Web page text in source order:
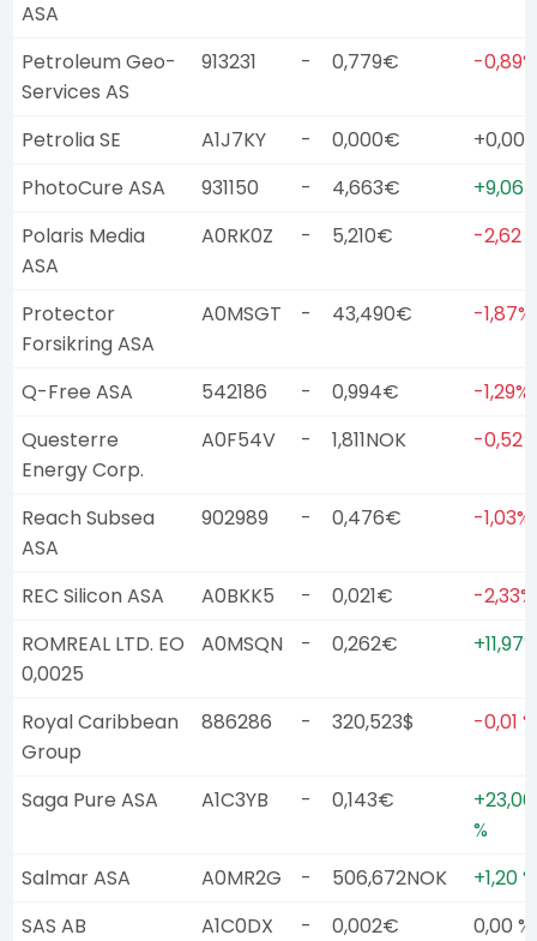
ASA
Petroleum Geo-
Services AS
913231 - 0,779€ -0,89%
Petrolia SE A1J7KY - 0,000€
PhotoCure ASA
931150 - 4,663€
+9,06
Polaris Media
ASA
A0RK0Z - 5,210€ -2,62
Protector
Forsikring ASA
A0MSGT - 43,490€ -1,87%
Q-Free ASA 542186 - 0,994€
-1,29%
Questerre
Energy Corp.
A0F54V - 1,811NOK -0,52
Reach Subsea
ASA
902989 - 0,476€ -1,03%
REC Silicon ASA A0BKK5 - 0,021€
-2,33%
ROMREAL LTD. EO
0,0025
A0MSQN - 0,262€ +11,97%
Royal Caribbean
Group
886286 - 320,523$ -0,01 %
Saga Pure ASA A1C3YB - 0,143€
+23,06
%
Salmar ASA
A0MR2G - 506,672NOK
+1,20 %
SAS AB
A1C0DX - 0,002€
0,00 %